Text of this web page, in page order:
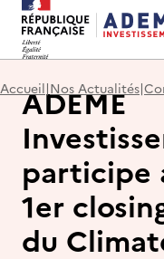
QUI SOMMES-NOUS ?
ACTUALITÉS
NOS TRANSACTIONS
Accueil|Nos Actualités|
ADEME
participe
1er
du